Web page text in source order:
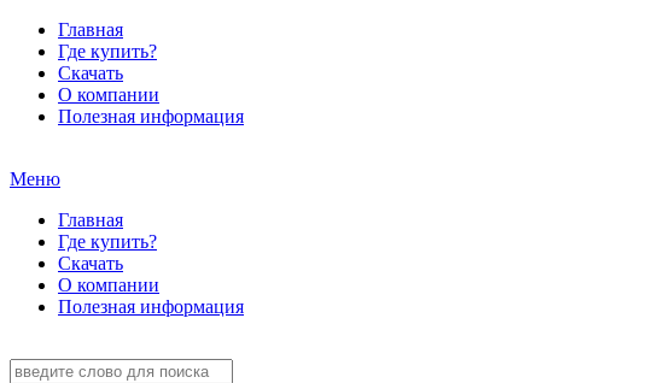
Главная
Где купить?
Скачать
О компании
Полезная информация
Меню
Главная
Где купить?
Скачать
О компании
Полезная информация